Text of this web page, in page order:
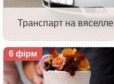
Транспарт на вяселле
6 фірм